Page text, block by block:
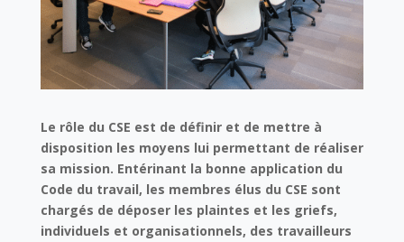
Le rôle du CSE est de définir et de mettre à
disposition les moyens lui permettant de réaliser
sa mission. Entérinant la bonne application du
Code du travail, les membres élus du CSE sont
chargés de déposer les plaintes et les griefs,
individuels et organisationnels, des travailleurs